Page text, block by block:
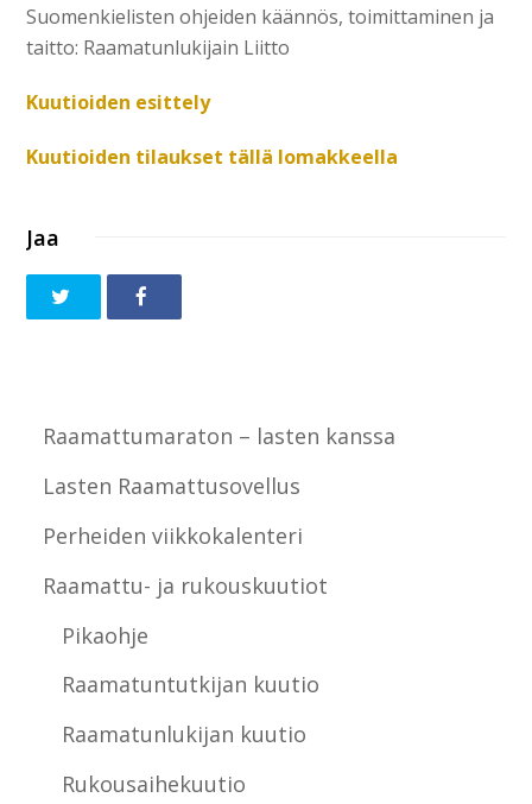
Suomenkielisten ohjeiden käännös, toimittaminen ja
taitto: Raamatunlukijain Liitto
Kuutioiden esittely
Kuutioiden tilaukset tällä lomakkeella
Jaa
Raamattumaraton – lasten kanssa
Lasten Raamattusovellus
Perheiden viikkokalenteri
Raamattu- ja rukouskuutiot
Pikaohje
Raamatuntutkijan kuutio
Raamatunlukijan kuutio
Rukousaihekuutio